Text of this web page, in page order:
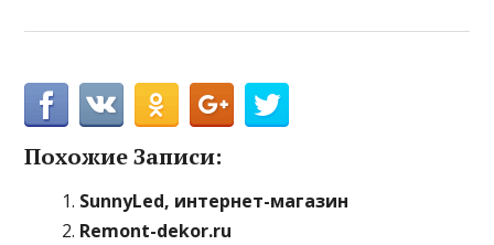
Похожие Записи:
SunnyLed, интернет-магазин
Remont-dekor.ru